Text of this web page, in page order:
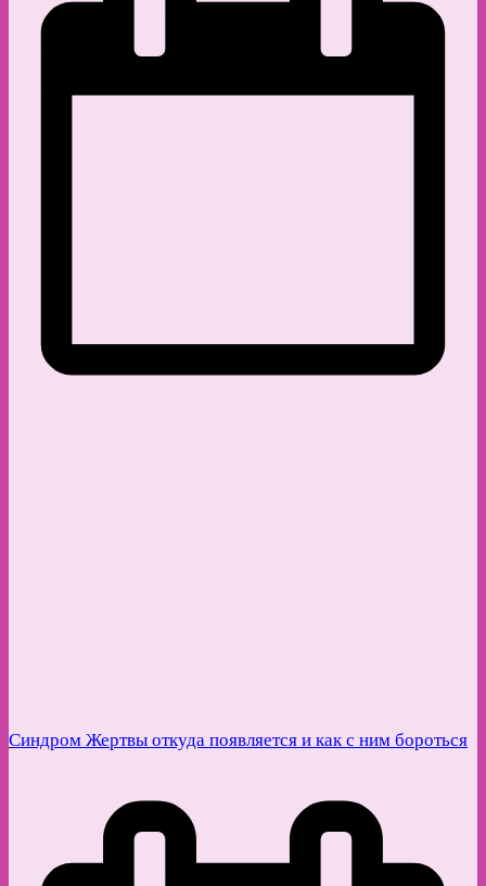
Синдром Жертвы откуда появляется и как с ним бороться